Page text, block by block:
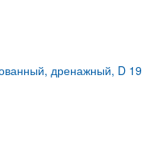
дренажный, D 19